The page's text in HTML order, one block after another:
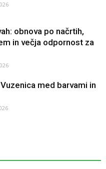
obnova po načrtih,
in večja odpornost za
med barvami in